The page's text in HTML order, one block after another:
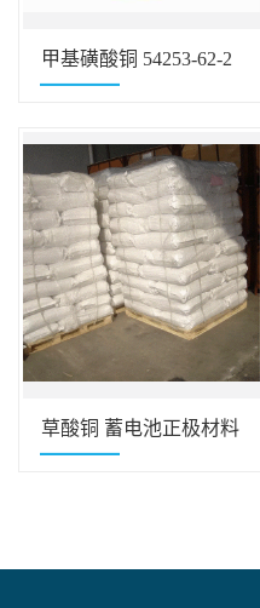
甲基磺酸铜 54253-62-2
草酸铜 蓄电池正极材料